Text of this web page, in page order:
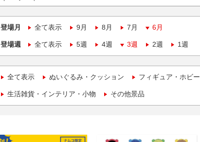
登場月 全て表示 9月 8月 7月 6月
登場週 全て表示 5週 4週 3週 2週 1週
全て表示 ぬいぐるみ・クッション フィギュア・ホビー
生活雑貨・インテリア・小物 その他景品